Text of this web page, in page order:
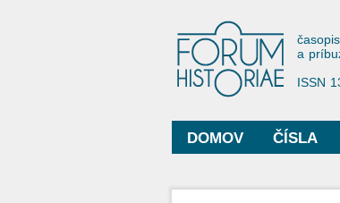
a
ISSN
Hlavné menu
DOMOV ČÍSLA